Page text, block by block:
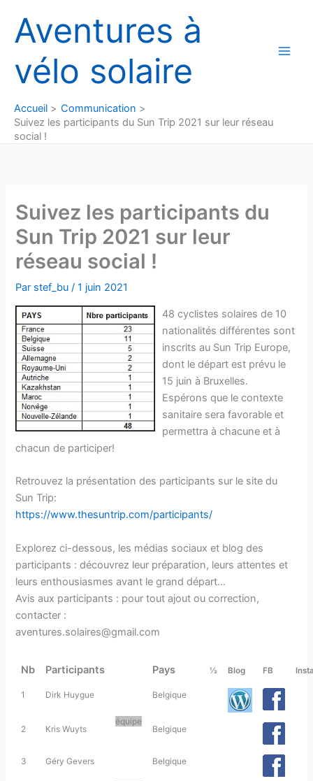
contenu
Aventures à
vélo solaire
Accueil
Communication
Suivez les participants du Sun Trip 2021 sur leur réseau
social !
Suivez les participants du
Sun Trip 2021 sur leur
réseau social !
Par stef_bu/1 juin 2021
48 cyclistes solaires de 10
nationalités différentes sont
inscrits au Sun Trip Europe,
dont le départ est prévu le
15 juin à Bruxelles.
Espérons que le contexte
sanitaire sera favorable et
permettra à chacune et à
chacun de participer!
Retrouvez la présentation des participants sur le site du
Sun Trip:
https://www.thesuntrip.com/participants/
Explorez ci-dessous, les médias sociaux et blog des
participants : découvrez leur préparation, leurs attentes et
leurs enthousiasmes avant le grand départ…
Avis aux participants : pour tout ajout ou correction,
contacter :
aventures.solaires@gmail.com
Nb Participants Pays ½ Blog FB
1 Dirk Huygue
équipe
Belgique
2 Kris Wuyts Belgique
3 Géry Gevers Belgique